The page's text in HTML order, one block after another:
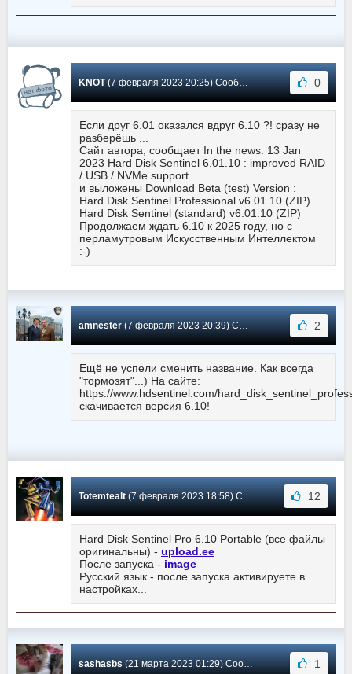
KNOT(7 февраля 2023 20:25) Сообщение #929 0
Если друг 6.01 оказался вдруг 6.10 ?! сразу не
разберёшь ...
Сайт автора, сообщает In the news: 13 Jan
2023 Hard Disk Sentinel 6.01.10 : improved RAID
/ USB / NVMe support
и выложены Download Beta (test) Version :
Hard Disk Sentinel Professional v6.01.10 (ZIP)
Hard Disk Sentinel (standard) v6.01.10 (ZIP)
Продолжаем ждать 6.10 к 2025 году, но с
перламутровым Искусственным Интеллектом
:-)
amnester(7 февраля 2023 20:39) Сообщение #928 2
Ещё не успели сменить название. Как всегда
"тормозят"...) На сайте:
https://www.hdsentinel.com/
скачивается версия 6.10!
Totemtealt(7 февраля 2023 18:58) Сообщение #927 12
Hard Disk Sentinel Pro 6.10 Portable (все файлы
оригинальны) - upload.ee
После запуска - image
Русский язык - после запуска активируете в
настройках...
sashasbs(21 марта 2023 01:29) Сообщение #926 1